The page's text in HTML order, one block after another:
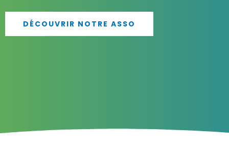
DÉCOUVRIR NOTRE ASSO